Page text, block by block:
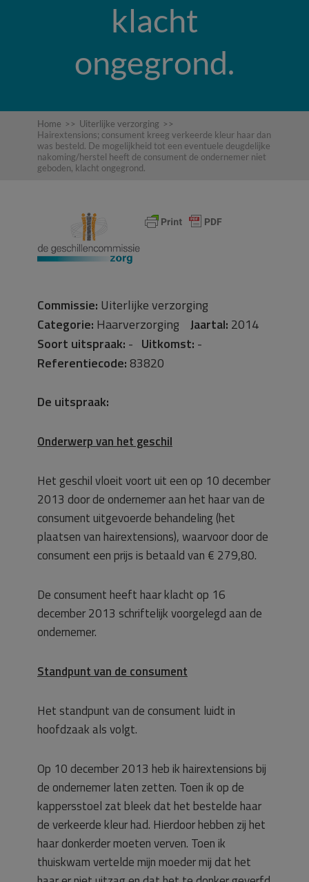
klacht
ongegrond.
Home >> Uiterlijke verzorging >>
Hairextensions; consument kreeg verkeerde kleur haar dan
was besteld. De mogelijkheid tot een eventuele deugdelijke
nakoming/herstel heeft de consument de ondernemer niet
geboden, klacht ongegrond.
Commissie: Uiterlijke verzorging
Categorie: Haarverzorging Jaartal: 2014
Soort uitspraak: - Uitkomst: -
Referentiecode:83820
De uitspraak:
Onderwerp van het geschil
Het geschil vloeit voort uit een op 10 december
2013 door de ondernemer aan het haar van de
consument uitgevoerde behandeling (het
plaatsen van hairextensions), waarvoor door de
consument een prijs is betaald van € 279,80.
De consument heeft haar klacht op 16
december 2013 schriftelijk voorgelegd aan de
ondernemer.
Standpunt van de consument
Het standpunt van de consument luidt in
hoofdzaak als volgt.
Op 10 december 2013 heb ik hairextensions bij
de ondernemer laten zetten. Toen ik op de
kappersstoel zat bleek dat het bestelde haar
de verkeerde kleur had. Hierdoor hebben zij het
haar donkerder moeten verven. Toen ik
thuiskwam vertelde mijn moeder mij dat het